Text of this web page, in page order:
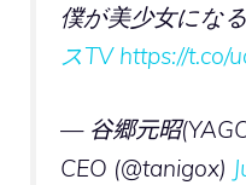
僕が美少女にな
スTV https://t.co/
— 谷郷元昭
CEO (@tanigox)